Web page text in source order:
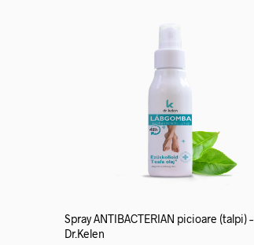
Spray ANTIBACTERIAN picioare (talpi) –
Dr.Kelen